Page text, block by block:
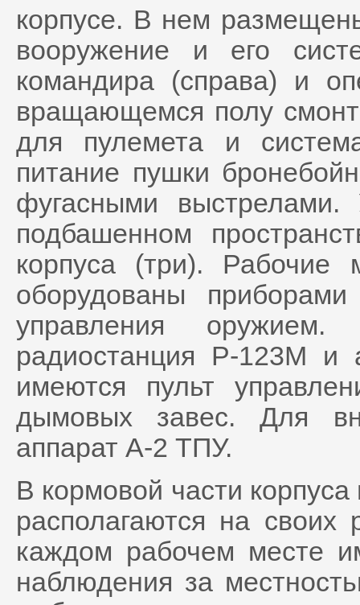
корпусе. В нем
вооружение и его
командира (справа) и
вращающемся полу
для пулемета и
питание пушки
фугасными
подбашенном
корпуса (три). Рабочие
оборудованы
управления
радиостанция Р-123М и
имеются пульт
дымовых завес. Для
аппарат А-2 ТПУ.
В кормовой части
располагаются на
каждом рабочем месте
наблюдения за